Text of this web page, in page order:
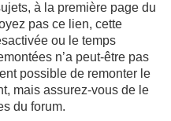
à la première page du
pas ce lien, cette
ou le temps
n’a peut-être pas
possible de remonter le
mais assurez-vous de le
du forum.